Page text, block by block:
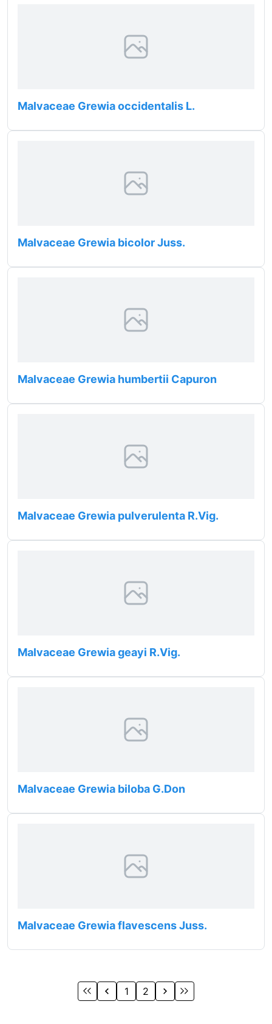
Malvaceae Grewia occidentalis L.
Malvaceae Grewia bicolor Juss.
Malvaceae Grewia humbertii Capuron
Malvaceae Grewia pulverulenta R.Vig.
Malvaceae Grewia geayi R.Vig.
Malvaceae Grewia biloba G.Don
Malvaceae Grewia flavescens Juss.
1 2